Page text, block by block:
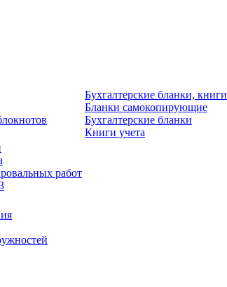
Бухгалтерские бланки, книги
Бланки самокопирующие
Бухгалтерские бланки
Книги учета
работ